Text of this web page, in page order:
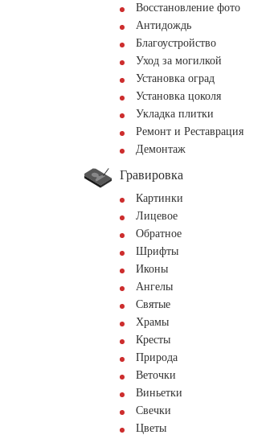
Восстановление фото
Антидождь
Благоустройство
Уход за могилкой
Установка оград
Установка цоколя
Укладка плитки
Ремонт и Реставрация
Демонтаж
Гравировка
Картинки
Лицевое
Обратное
Шрифты
Иконы
Ангелы
Святые
Храмы
Кресты
Природа
Веточки
Виньетки
Свечки
Цветы